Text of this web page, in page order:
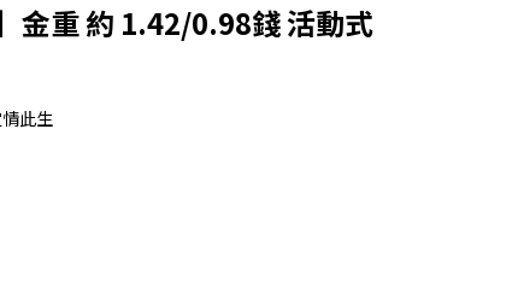
金重 約 1.42/0.98錢 活動式
此生